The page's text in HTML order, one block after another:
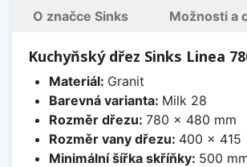
O značce Sinks Možnosti a
Kuchyňský dřez Sinks Linea
Materiál: Granit
Barevná varianta: Milk 28
Rozměr dřezu: 780 x 480 mm
Rozměr vany dřezu: 400 x 415
Minimální šířka skříňky: 500